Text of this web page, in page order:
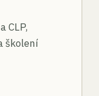
CLP,
školení